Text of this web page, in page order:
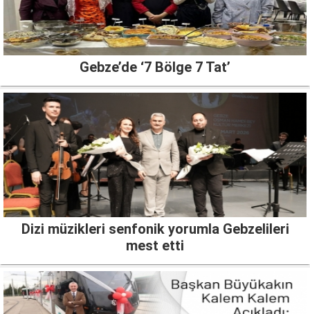
Gebze’de ‘7 Bölge 7 Tat’
Dizi müzikleri senfonik yorumla Gebzelileri
mest etti